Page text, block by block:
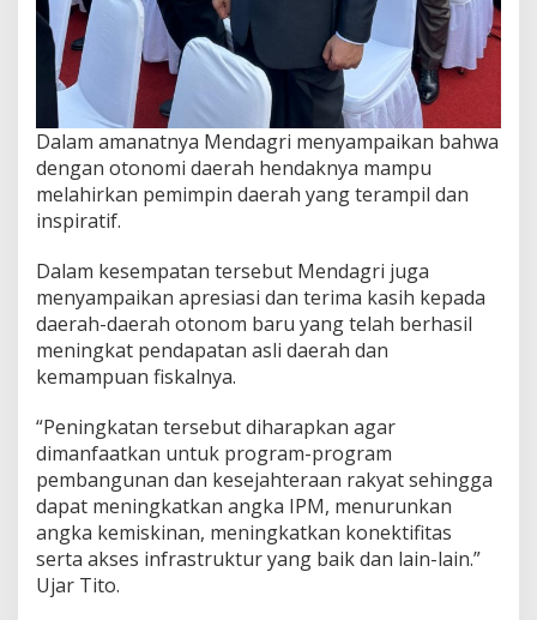
Dalam amanatnya Mendagri menyampaikan bahwa
dengan otonomi daerah hendaknya mampu
melahirkan pemimpin daerah yang terampil dan
inspiratif.
Dalam kesempatan tersebut Mendagri juga
menyampaikan apresiasi dan terima kasih kepada
daerah-daerah otonom baru yang telah berhasil
meningkat pendapatan asli daerah dan
kemampuan fiskalnya.
“Peningkatan tersebut diharapkan agar
dimanfaatkan untuk program-program
pembangunan dan kesejahteraan rakyat sehingga
dapat meningkatkan angka IPM, menurunkan
angka kemiskinan, meningkatkan konektifitas
serta akses infrastruktur yang baik dan lain-lain.”
Ujar Tito.